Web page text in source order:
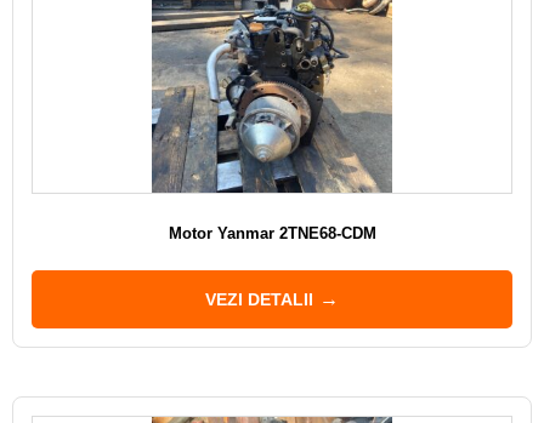
Motor Yanmar 2TNE68-CDM
VEZI DETALII